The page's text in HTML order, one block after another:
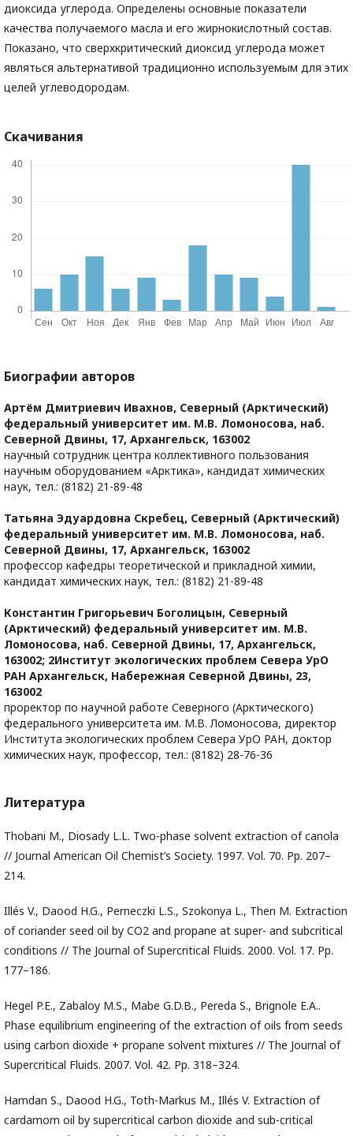
диоксида углерода. Определены основные показатели
качества получаемого масла и его жирнокислотный состав.
Показано, что сверхкритический диоксид углерода может
являться альтернативой традиционно используемым для этих
целей углеводородам.
Скачивания
Биографии авторов
Артём Дмитриевич Ивахнов, Северный (Арктический)
федеральный университет им. М.В. Ломоносова, наб.
Северной Двины, 17, Архангельск, 163002
научный сотрудник центра коллективного пользования
научным оборудованием «Арктика», кандидат химических
наук, тел.: (8182) 21-89-48
Татьяна Эдуардовна Скребец, Северный (Арктический)
федеральный университет им. М.В. Ломоносова, наб.
Северной Двины, 17, Архангельск, 163002
профессор кафедры теоретической и прикладной химии,
кандидат химических наук, тел.: (8182) 21-89-48
Константин Григорьевич Боголицын, Северный
(Арктический) федеральный университет им. М.В.
Ломоносова, наб. Северной Двины, 17, Архангельск,
163002; 2Институт экологических проблем Севера УрО
РАН Архангельск, Набережная Северной Двины, 23,
163002
проректор по научной работе Северного (Арктического)
федерального университета им. М.В. Ломоносова, директор
Института экологических проблем Севера УрО РАН, доктор
химических наук, профессор, тел.: (8182) 28-76-36
Литература
Thobani M., Diosady L.L. Two-phase solvent extraction of canola
// Journal American Oil Chemist’s Society. 1997. Vol. 70. Pp. 207–
214.
Illés V., Daood H.G., Perneczki L.S., Szokonya L., Then M. Extraction
of coriander seed oil by CO2 and propane at super- and subcritical
conditions // The Journal of Supercritical Fluids. 2000. Vol. 17. Pp.
177–186.
Hegel P.E., Zabaloy M.S., Mabe G.D.B., Pereda S., Brignole E.A..
Phase equilibrium engineering of the extraction of oils from seeds
using carbon dioxide + propane solvent mixtures // The Journal of
Supercritical Fluids. 2007. Vol. 42. Pp. 318–324.
Hamdan S., Daood H.G., Toth-Markus M., Illés V. Extraction of
cardamom oil by supercritical carbon dioxide and sub-critical